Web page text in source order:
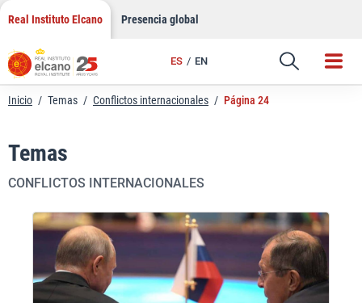
Saltar
contenido
Real Instituto Elcano Presencia global
ES EN
Inicio / Temas / Conflictos internacionales / Página 24
Temas
CONFLICTOS INTERNACIONALES